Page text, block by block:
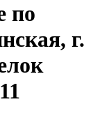
по
г.